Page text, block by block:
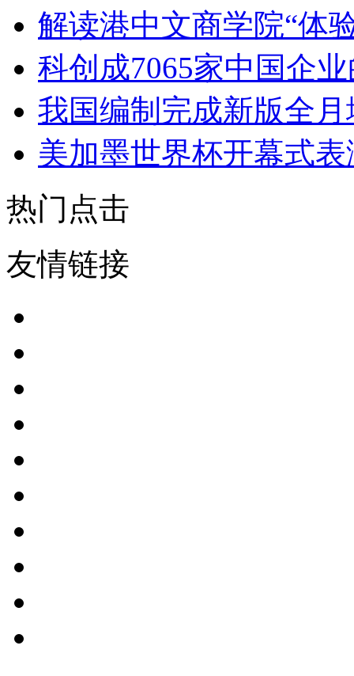
解读港中文商学院“体
科创成7065家中国企
我国编制完成新版全
美加墨世界杯开幕式
热门点击
友情链接